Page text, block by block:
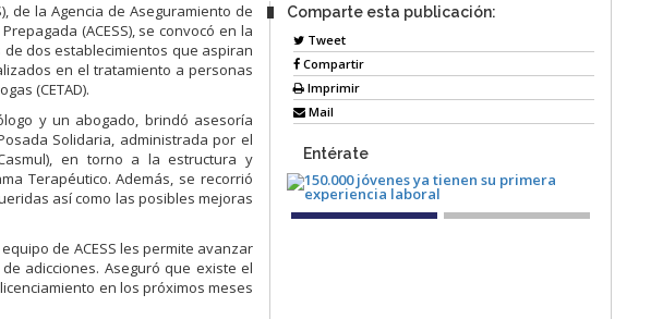
de la Agencia de Aseguramiento de
(ACESS), se convocó en la
dos establecimientos que aspiran
en el tratamiento a personas
(CETAD).
y un abogado, brindó asesoría
Solidaria, administrada por el
en torno a la estructura y
Terapéutico. Además, se recorrió
así como las posibles mejoras
de ACESS les permite avanzar
adicciones. Aseguró que existe el
en los próximos meses
Comparte esta publicación:
Tweet
Compartir
Imprimir
Mail
Entérate